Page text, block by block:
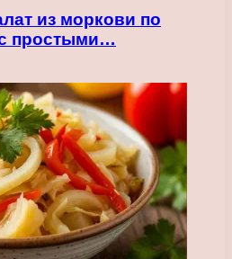
из моркови по
простыми…